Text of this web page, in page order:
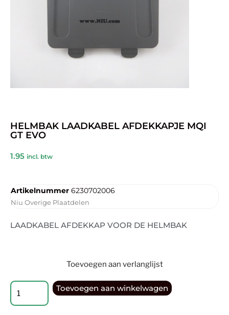
HELMBAK LAADKABEL AFDEKKAPJE MQI
GT EVO
1.95 incl. btw
Artikelnummer 6230702006
Niu Overige Plaatdelen
LAADKABEL AFDEKKAP VOOR DE HELMBAK
Toevoegen aan verlanglijst
Toevoegen aan winkelwagen